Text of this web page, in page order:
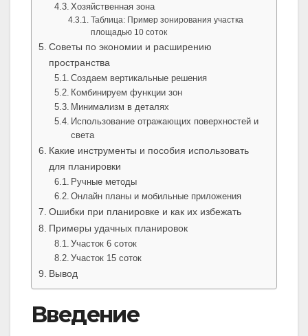
Хозяйственная зона
Таблица: Пример зонирования участка
площадью 10 соток
Советы по экономии и расширению
пространства
Создаем вертикальные решения
Комбинируем функции зон
Минимализм в деталях
Использование отражающих поверхностей и
света
Какие инструменты и пособия использовать
для планировки
Ручные методы
Онлайн планы и мобильные приложения
Ошибки при планировке и как их избежать
Примеры удачных планировок
Участок 6 соток
Участок 15 соток
Вывод
Введение